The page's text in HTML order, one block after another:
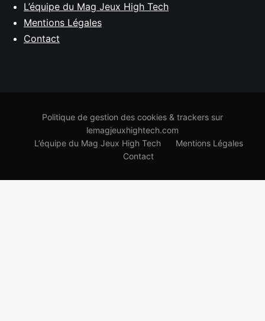
L’équipe du Mag Jeux High Tech
Mentions Légales
Contact
Politique de gestion des cookies & trackers sur
lemagjeuxhightech.com
L’équipe du Mag Jeux High Tech
Mentions Légales
Contact